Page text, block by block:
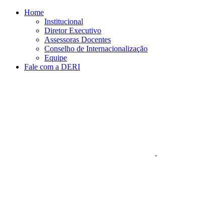
Conteúdo principal
Home
Institucional
Diretor Executivo
Assessoras Docentes
Conselho de Internacionalização
Equipe
Fale com a DERI